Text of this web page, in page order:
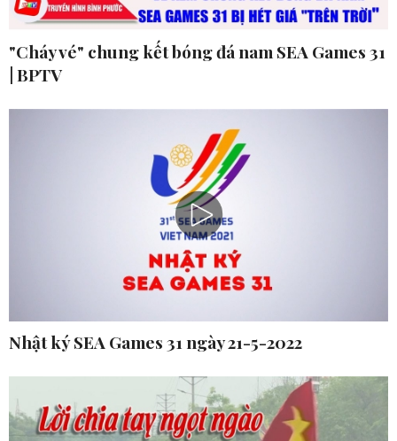
"Cháy vé" chung kết bóng đá nam SEA Games 31
| BPTV
Nhật ký SEA Games 31 ngày 21-5-2022